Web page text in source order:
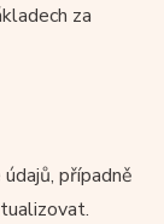
za
případně